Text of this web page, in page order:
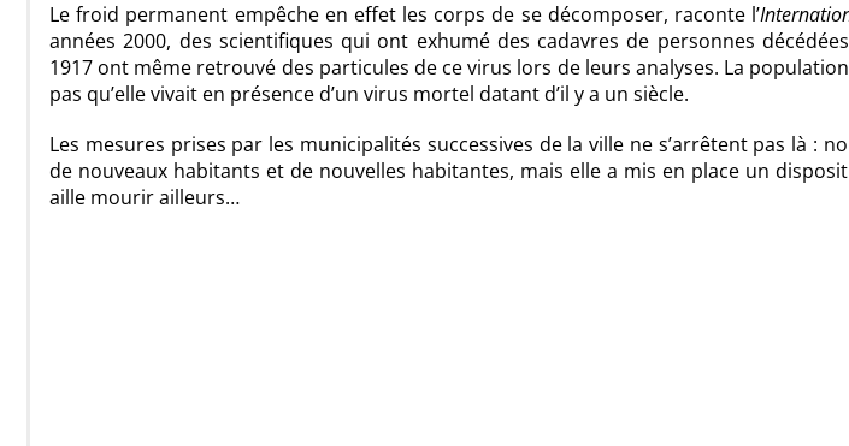
Le froid permanent empêche en effet les corps de se décomposer, raconte l’
années 2000, des scientifiques qui ont exhumé des cadavres de personnes
1917 ont même retrouvé des particules de ce virus lors de leurs analyses. La
pas qu’elle vivait en présence d’un virus mortel datant d’il y a un siècle.
Les mesures prises par les municipalités successives de la ville ne s’arrêtent pas là :
de nouveaux habitants et de nouvelles habitantes, mais elle a mis en place un
aille mourir ailleurs…